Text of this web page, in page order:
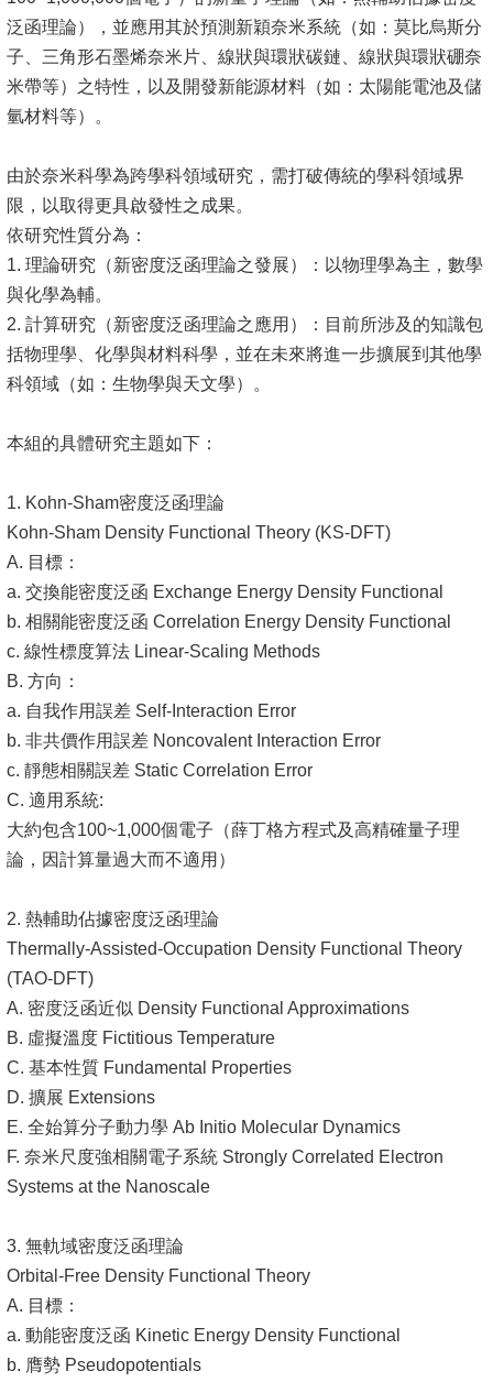
泛函理論），並應用其於預測新穎奈米系統（如：莫比烏斯分
子、三角形石墨烯奈米片、線狀與環狀碳鏈、線狀與環狀硼奈
米帶等）之特性，以及開發新能源材料（如：太陽能電池及儲
氫材料等）。
由於奈米科學為跨學科領域研究，需打破傳統的學科領域界
限，以取得更具啟發性之成果。
依研究性質分為：
1. 理論研究（新密度泛函理論之發展）：以物理學為主，數學
與化學為輔。
2. 計算研究（新密度泛函理論之應用）：目前所涉及的知識包
括物理學、化學與材料科學，並在未來將進一步擴展到其他學
科領域（如：生物學與天文學）。
本組的具體研究主題如下：
1. Kohn-Sham密度泛函理論
Kohn-Sham Density Functional Theory (KS-DFT)
A. 目標：
a. 交換能密度泛函 Exchange Energy Density Functional
b. 相關能密度泛函 Correlation Energy Density Functional
c. 線性標度算法 Linear-Scaling Methods
B. 方向：
a. 自我作用誤差 Self-Interaction Error
b. 非共價作用誤差 Noncovalent Interaction Error
c. 靜態相關誤差 Static Correlation Error
C. 適用系統:
大約包含100~1,000個電子（薛丁格方程式及高精確量子理
論，因計算量過大而不適用）
2. 熱輔助佔據密度泛函理論
Thermally-Assisted-Occupation Density Functional Theory
(TAO-DFT)
A. 密度泛函近似 Density Functional Approximations
B. 虛擬溫度 Fictitious Temperature
C. 基本性質 Fundamental Properties
D. 擴展 Extensions
E. 全始算分子動力學 Ab Initio Molecular Dynamics
F. 奈米尺度強相關電子系統 Strongly Correlated Electron
Systems at the Nanoscale
3. 無軌域密度泛函理論
Orbital-Free Density Functional Theory
A. 目標：
a. 動能密度泛函 Kinetic Energy Density Functional
b. 膺勢 Pseudopotentials